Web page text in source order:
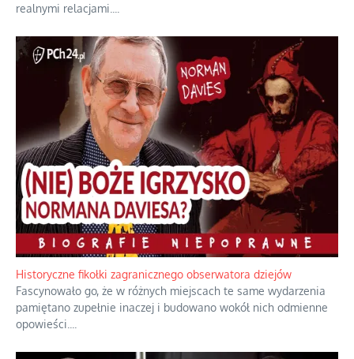
realnymi relacjami.
Historyczne fikołki zagranicznego obserwatora dziejów
Fascynowało go, że w różnych miejscach te same wydarzenia
pamiętano zupełnie inaczej i budowano wokół nich odmienne
opowieści.